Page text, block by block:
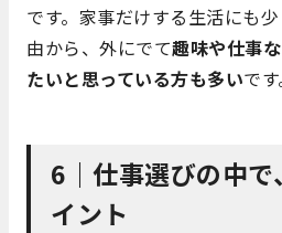
です。家事だけする生活にも
由から、外にでて趣味や仕事
たいと思っている方も多いです
6｜仕事選びの中
イント